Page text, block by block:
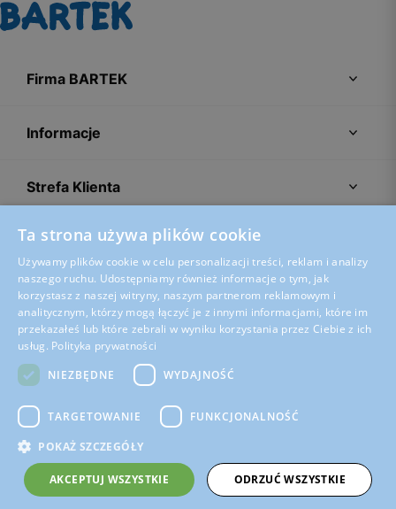
Firma BARTEK
Informacje
Strefa Klienta
Porady
Regulamin sklepu Polityka prywatności Ustawienia plików cookies
Ta strona używa plików cookie
Używamy plików cookie w celu personalizacji treści, reklam i analizy
naszego ruchu. Udostępniamy również informacje o tym, jak
korzystasz z naszej witryny, naszym partnerom reklamowym i
analitycznym, którzy mogą łączyć je z innymi informacjami, które im
przekazałeś lub które zebrali w wyniku korzystania przez Ciebie z ich
usług. Polityka prywatności
NIEZBĘDNE
WYDAJNOŚĆ
TARGETOWANIE FUNKCJONALNOŚĆ
POKAŻ SZCZEGÓŁY
AKCEPTUJ WSZYSTKIE ODRZUĆ WSZYSTKIE